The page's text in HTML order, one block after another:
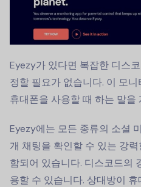
Eyezy가 있다면 복잡한 디스
정할 필요가 없습니다. 이 모
휴대폰을 사용할 때 하는 말을
Eyezy에는 모든 종류의 소셜
개 채팅을 확인할 수 있는 강
함되어 있습니다. 디스코드의
용할 수 있습니다. 상대방이